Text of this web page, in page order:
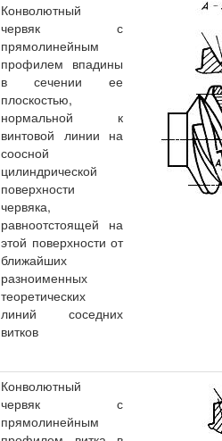
Конволютный
червяк с
прямолинейным
профилем впадины
в сечении ее
плоскостью,
нормальной к
винтовой линии на
соосной
цилиндрической
поверхности
червяка,
равноотстоящей на
этой поверхности от
ближайших
разноименных
теоретических
линий соседних
витков
Конволютный
червяк с
прямолинейным